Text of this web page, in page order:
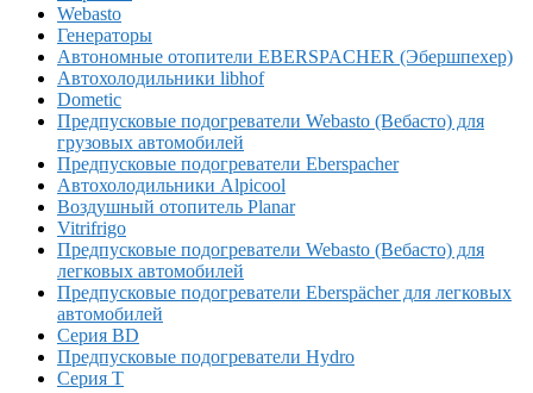
Webasto
Генераторы
Автономные отопители EBERSPACHER (Эбершпехер)
Автохолодильники libhof
Dometic
Предпусковые подогреватели Webasto (Вебасто) для
грузовых автомобилей
Предпусковые подогреватели Eberspacher
Автохолодильники Alpicool
Воздушный отопитель Planar
Vitrifrigo
Предпусковые подогреватели Webasto (Вебасто) для
легковых автомобилей
Предпусковые подогреватели Eberspächer для легковых
автомобилей
Серия BD
Предпусковые подогреватели Hydro
Серия T